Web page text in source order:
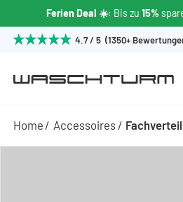
Ferien Deal ☀️: Bis zu 15%
4.7 / 5 (1350+
Home Accessoires